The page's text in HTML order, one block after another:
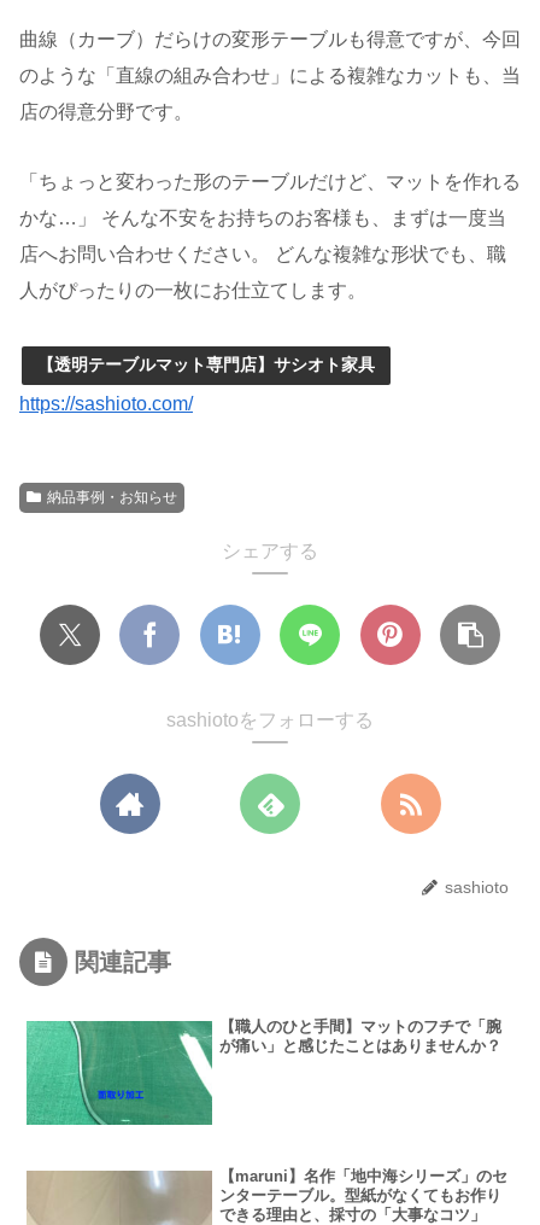
曲線（カーブ）だらけの変形テーブルも得意ですが、今回
のような「直線の組み合わせ」による複雑なカットも、当
店の得意分野です。
「ちょっと変わった形のテーブルだけど、マットを作れる
かな…」 そんな不安をお持ちのお客様も、まずは一度当
店へお問い合わせください。 どんな複雑な形状でも、職
人がぴったりの一枚にお仕立てします。
【透明テーブルマット専門店】サシオト家具
https://sashioto.com/
納品事例・お知らせ
シェアする
sashiotoをフォローする
sashioto
関連記事
【職人のひと手間】マットのフチで「腕
が痛い」と感じたことはありませんか？
【maruni】名作「地中海シリーズ」のセ
ンターテーブル。型紙がなくてもお作り
できる理由と、採寸の「大事なコツ」